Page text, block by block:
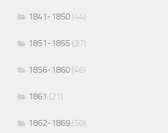
1841-1850 (44)
1851-1855 (37)
1856-1860 (46)
1861 (21)
1862-1869 (50)